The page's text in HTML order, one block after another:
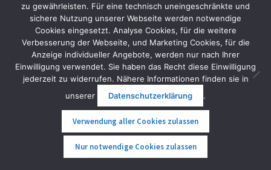
Die aktuellen, echten und sicher nicht gekauften
Bewertungen unserer Kundinnen und Kunden auf die wir
sehr stolz sind:
Google Bewertung: 4,8 von 5,0
Facebook Bewertung: 5,0 von 5,0
Herold Bewertung: 5,0 von 5,0
Trustpilot Bewertung: 4,4 von 5,0
zu gewährleisten. Für eine technisch uneingeschränkte und
sichere Nutzung unserer Webseite werden notwendige
Cookies eingesetzt. Analyse Cookies, für die weitere
Verbesserung der Webseite, und Marketing Cookies, für die
Anzeige individueller Angebote, werden nur nach Ihrer
Einwilligung verwendet. Sie haben das Recht diese Einwilligung
jederzeit zu widerrufen. Nähere Informationen finden sie in
unserer
Datenschutzerklärung .
Verwendung aller Cookies zulassen
Nur notwendige Cookies zulassen